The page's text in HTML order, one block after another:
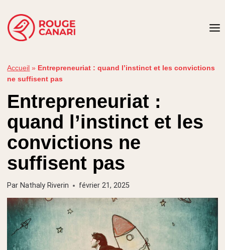
au
contenu
Accueil » Entrepreneuriat : quand l’instinct et les convictions
ne suffisent pas
Entrepreneuriat :
quand l’instinct et les
convictions ne
suffisent pas
Par Nathaly Riverin février 21, 2025